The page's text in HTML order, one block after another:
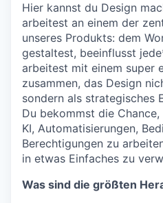
Hier kannst du Design
arbeitest an einem der
unseres Produkts: dem
gestaltest, beeinflusst
arbeitest mit einem super
zusammen, das Design
sondern als strategisches
Du bekommst die
KI, Automatisierungen,
Berechtigungen zu
in etwas Einfaches zu
Was sind die größten